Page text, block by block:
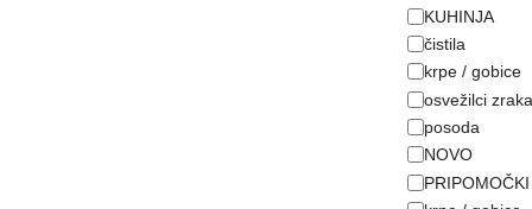
KUHINJA
čistila
krpe / gobice
osvežilci zraka
posoda
NOVO
PRIPOMOČKI